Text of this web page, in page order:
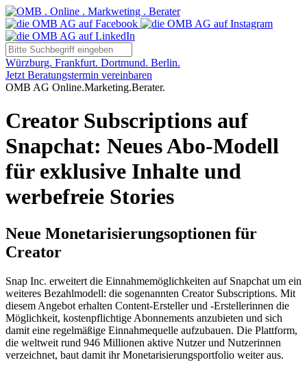
Würzburg. Frankfurt. Dortmund. Berlin.
Jetzt Beratungstermin vereinbaren
OMB AG Online.Marketing.Berater.
Creator Subscriptions auf
Snapchat: Neues Abo-Modell
für exklusive Inhalte und
werbefreie Stories
Neue Monetarisierungsoptionen für
Creator
Snap Inc. erweitert die Einnahmemöglichkeiten auf Snapchat um ein
weiteres Bezahlmodell: die sogenannten Creator Subscriptions. Mit
diesem Angebot erhalten Content-Ersteller und -Erstellerinnen die
Möglichkeit, kostenpflichtige Abonnements anzubieten und sich
damit eine regelmäßige Einnahmequelle aufzubauen. Die Plattform,
die weltweit rund 946 Millionen aktive Nutzer und Nutzerinnen
verzeichnet, baut damit ihr Monetarisierungsportfolio weiter aus.